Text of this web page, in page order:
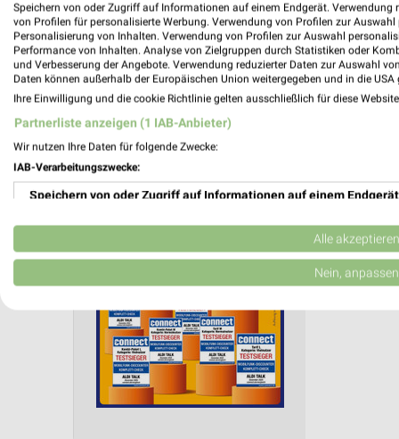
Aktuelle Angebote in dieser Filiale
Anzahl Prospekte: 6
Letztes Prospektupdate: vor 6 Tagen
ALDI
ALDI Talk
Gültig von
📅
Speichern von oder Zugriff auf Informationen auf einem Endgerät. Verwendung
von Profilen für personalisierte Werbung. Verwendung von Profilen zur
Personalisierung von Inhalten. Verwendung von Profilen zur Auswahl
Performance von Inhalten. Analyse von Zielgruppen durch Statistiken oder
und Verbesserung der Angebote. Verwendung reduzierter Daten zur Auswahl
Daten können außerhalb der Europäischen Union weitergegeben und in die USA
Ihre Einwilligung und die cookie Richtlinie gelten ausschließlich für diese
Partnerliste anzeigen (1 IAB-Anbieter)
Wir nutzen Ihre Daten für folgende Zwecke:
IAB-Verarbeitungszwecke:
Speichern von oder Zugriff auf Informationen auf einem Endgerät
Verwendung reduzierter Daten zur Auswahl von Werbeanzeigen
Erstellung von Profilen für personalisierte Werbung
Erstellung von Profilen zur Personalisierung von Inhalten
Verwendung von Profilen zur Auswahl personalisierter Inhalte
Alle akzeptieren
Nein, anpassen